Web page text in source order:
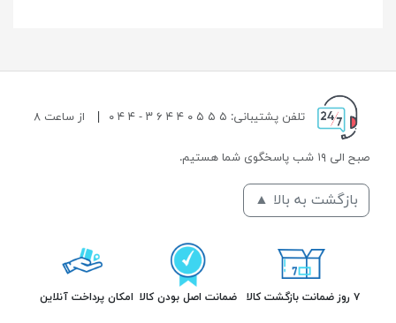
تلفن پشتیبانی: ۵ ۵ ۵ ۰ ۴ ۴ ۶ ۳ - ۴ ۴ ۰ از ساعت ۸
صبح الی ۱۹ شب پاسخگوی شما هستیم.
بازگشت به بالا ▲
۷ روز ضمانت بازگشت کالا ضمانت اصل بودن کالا امکان پرداخت آنلاین